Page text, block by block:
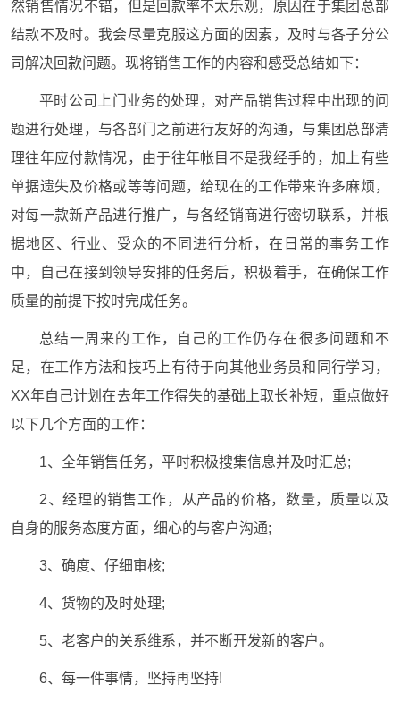
然销售情况不错，但是回款率不太乐观，原因在于集团总部
结款不及时。我会尽量克服这方面的因素，及时与各子分公
司解决回款问题。现将销售工作的内容和感受总结如下：
平时公司上门业务的处理，对产品销售过程中出现的问
题进行处理，与各部门之前进行友好的沟通，与集团总部清
理往年应付款情况，由于往年帐目不是我经手的，加上有些
单据遗失及价格或等等问题，给现在的工作带来许多麻烦，
对每一款新产品进行推广，与各经销商进行密切联系，并根
据地区、行业、受众的不同进行分析，在日常的事务工作
中，自己在接到领导安排的任务后，积极着手，在确保工作
质量的前提下按时完成任务。
总结一周来的工作，自己的工作仍存在很多问题和不
足，在工作方法和技巧上有待于向其他业务员和同行学习，
XX年自己计划在去年工作得失的基础上取长补短，重点做好
以下几个方面的工作：
1、全年销售任务，平时积极搜集信息并及时汇总;
2、经理的销售工作，从产品的价格，数量，质量以及
自身的服务态度方面，细心的与客户沟通;
3、确度、仔细审核;
4、货物的及时处理;
5、老客户的关系维系，并不断开发新的客户。
6、每一件事情，坚持再坚持!